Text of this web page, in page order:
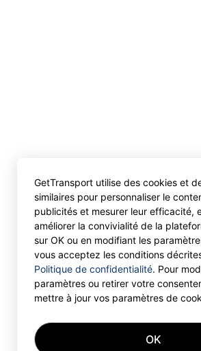
GetTransport utilise des cookies et
similaires pour personnaliser le
publicités et mesurer leur efficacité,
améliorer la convivialité de la
sur OK ou en modifiant les
vous acceptez les conditions
Politique de confidentialité. Pour
paramètres ou retirer votre
mettre à jour vos paramètres de
OK